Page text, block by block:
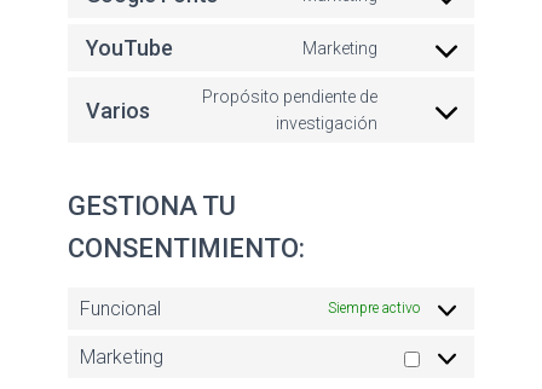
YouTube Marketing
Varios
Propósito pendiente de
investigación
GESTIONA TU
CONSENTIMIENTO:
Funcional Siempre activo
Marketing